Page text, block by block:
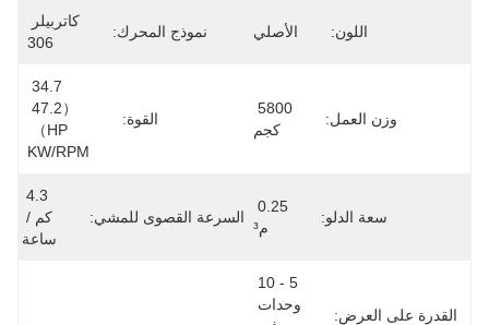
اللون: الأصلي نموذج المحرك:
306
وزن العمل:
كجم
القوة:
KW/RPM
سعة الدلو:
م³
السرعة القصوى للمشي:
ساعة
القدرة على العرض: